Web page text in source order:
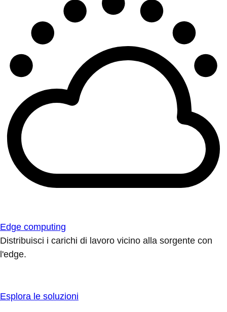
Edge computing
Distribuisci i carichi di lavoro vicino alla sorgente con
l'edge.
Esplora le soluzioni